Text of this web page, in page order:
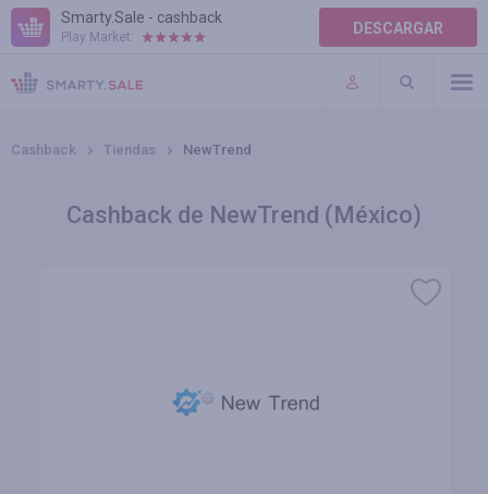
Smarty.Sale - cashback
Play Market: DESCARGAR
AYUDA
TÉRMINOS DE USO
Cashback Tiendas NewTrend
Cashback de NewTrend (México)